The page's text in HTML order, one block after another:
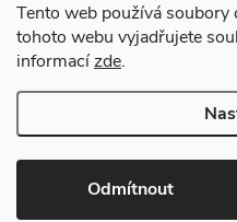
Tento web používá
tohoto webu vyjadřujete
informacízde.
Odmítnout
RM-